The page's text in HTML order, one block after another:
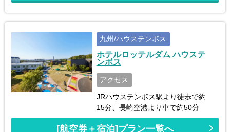
九州/ハウステンボス
ホテルロッテルダム ハウステ
ンボス
アクセス
JRハウステンボス駅より徒歩で約
15分、長崎空港より車で約50分
[航空券＋宿泊]プラン一覧へ